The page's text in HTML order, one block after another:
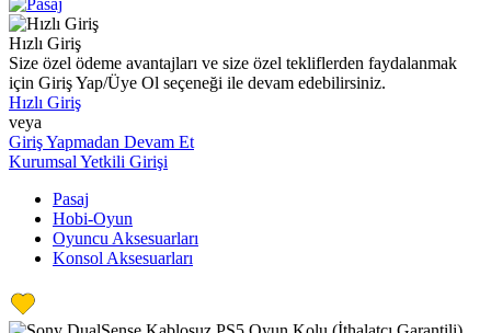
Hızlı Giriş
Size özel ödeme avantajları ve size özel tekliflerden faydalanmak
için Giriş Yap/Üye Ol seçeneği ile devam edebilirsiniz.
Hızlı Giriş
veya
Giriş Yapmadan Devam Et
Kurumsal Yetkili Girişi
Pasaj
Hobi-Oyun
Oyuncu Aksesuarları
Konsol Aksesuarları